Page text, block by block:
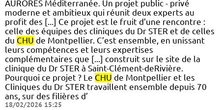
AURORES Méditerranée. Un projet public - privé
moderne et ambitieux qui réunit deux experts au
profit des [...] Ce projet est le fruit d’une rencontre :
celle des équipes des cliniques du Dr STER et de celles
du CHU de Montpellier. C’est ensemble, en unissant
leurs compétences et leurs expertises
complémentaires que [...] construit sur le site de la
clinique du Dr STER à Saint-Clément-deRivière.
Pourquoi ce projet ? Le CHU de Montpellier et les
Cliniques du Dr STER travaillent ensemble depuis 70
ans, sur des filières d’
18/02/2026 15:25